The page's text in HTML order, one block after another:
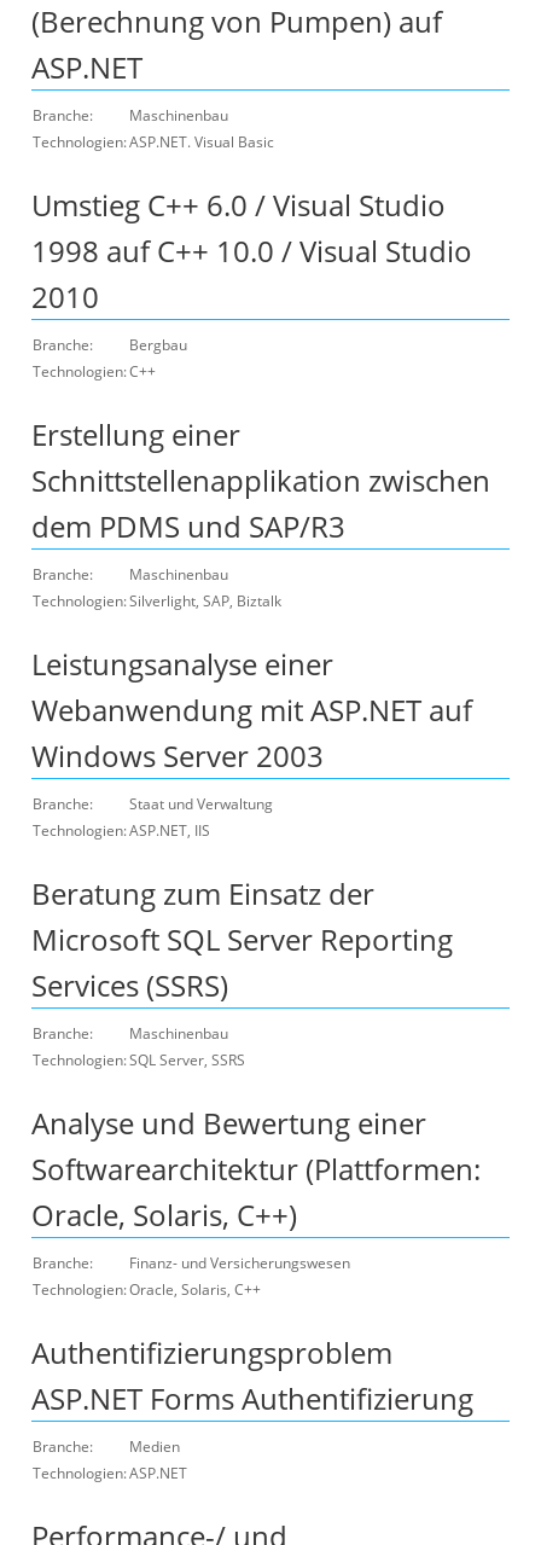
(Berechnung von Pumpen) auf
ASP.NET
Branche:
Maschinenbau
Technologien:ASP.NET. Visual Basic
Umstieg C++ 6.0 / Visual Studio
1998 auf C++ 10.0 / Visual Studio
2010
Branche:
Bergbau
Technologien:C++
Erstellung einer
Schnittstellenapplikation zwischen
dem PDMS und SAP/R3
Branche:
Maschinenbau
Technologien:Silverlight, SAP, Biztalk
Leistungsanalyse einer
Webanwendung mit ASP.NET auf
Windows Server 2003
Branche:
Staat und Verwaltung
Technologien:ASP.NET, IIS
Beratung zum Einsatz der
Microsoft SQL Server Reporting
Services (SSRS)
Branche:
Maschinenbau
Technologien:SQL Server, SSRS
Analyse und Bewertung einer
Softwarearchitektur (Plattformen:
Oracle, Solaris, C++)
Branche:
Finanz- und Versicherungswesen
Technologien:Oracle, Solaris, C++
Authentifizierungsproblem
ASP.NET Forms Authentifizierung
Branche:
Medien
Technologien:ASP.NET
Performance-/ und